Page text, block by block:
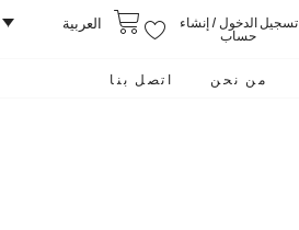
تسجيل الدخول / إنشاء
حساب
العربية
من نحن اتصل بنا